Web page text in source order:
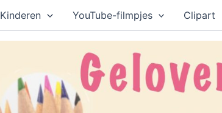
Kinderen YouTube-filmpjes Clipart